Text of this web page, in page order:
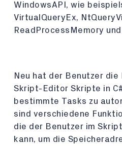
WindowsAPI, wie
VirtualQueryEx,
ReadProcessMemory
Neu hat der Benutzer
Skript-Editor Skripte in
bestimmte Tasks zu
sind verschiedene
die der Benutzer im
kann, um die